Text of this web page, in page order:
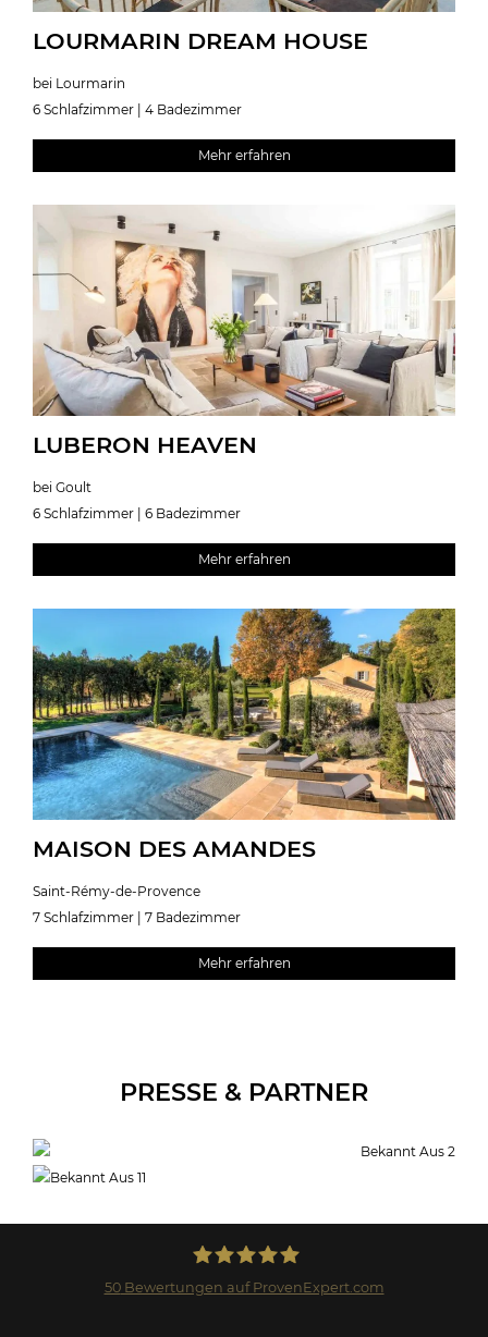
LOURMARIN DREAM HOUSE
bei Lourmarin
6 Schlafzimmer | 4 Badezimmer
Mehr erfahren
LUBERON HEAVEN
bei Goult
6 Schlafzimmer | 6 Badezimmer
Mehr erfahren
MAISON DES AMANDES
Saint-Rémy-de-Provence
7 Schlafzimmer | 7 Badezimmer
Mehr erfahren
PRESSE & PARTNER
50Bewertungen auf ProvenExpert.com